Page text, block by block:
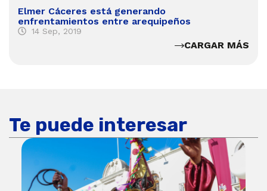
Elmer Cáceres está generando
enfrentamientos entre arequipeños
14 Sep, 2019
CARGAR MÁS
Te puede interesar